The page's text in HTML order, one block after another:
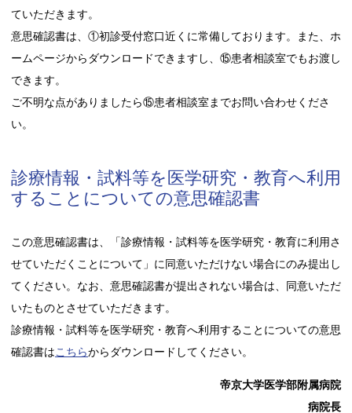
ていただきます。
意思確認書は、①初診受付窓口近くに常備しております。また、ホ
ームページからダウンロードできますし、⑮患者相談室でもお渡し
できます。
ご不明な点がありましたら⑮患者相談室までお問い合わせくださ
い。
診療情報・試料等を医学研究・教育へ利用
することについての意思確認書
この意思確認書は、「診療情報・試料等を医学研究・教育に利用さ
せていただくことについて」に同意いただけない場合にのみ提出し
てください。なお、意思確認書が提出されない場合は、同意いただ
いたものとさせていただきます。
診療情報・試料等を医学研究・教育へ利用することについての意思
確認書はこちらからダウンロードしてください。
帝京大学医学部附属病院
病院長